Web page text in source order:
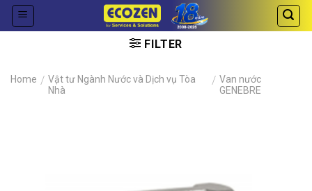
Skip
FILTER
Home / Vật tư Ngành Nước và Dịch vụ Tòa
Nhà
/ Van nước
GENEBRE